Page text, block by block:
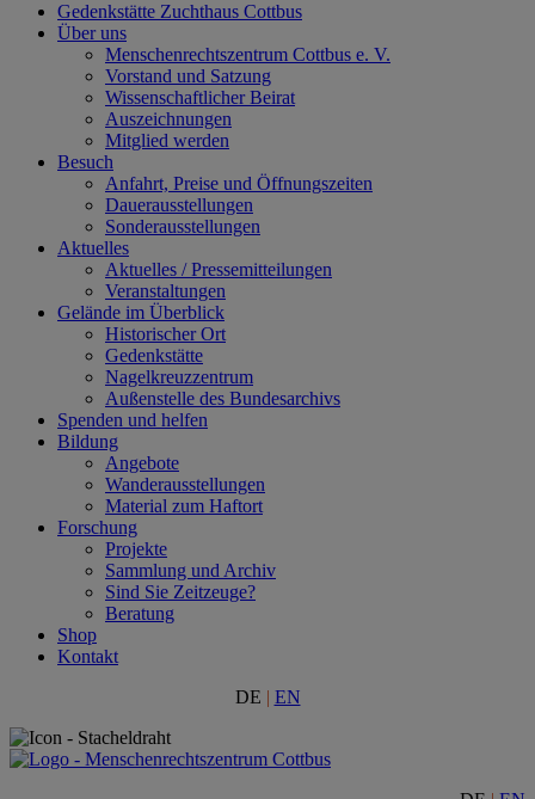
Gedenkstätte Zuchthaus Cottbus
Über uns
Menschenrechtszentrum Cottbus e. V.
Vorstand und Satzung
Wissenschaftlicher Beirat
Auszeichnungen
Mitglied werden
Besuch
Anfahrt, Preise und Öffnungszeiten
Dauerausstellungen
Sonderausstellungen
Aktuelles
Aktuelles / Pressemitteilungen
Veranstaltungen
Gelände im Überblick
Historischer Ort
Gedenkstätte
Nagelkreuzzentrum
Außenstelle des Bundesarchivs
Spenden und helfen
Bildung
Angebote
Wanderausstellungen
Material zum Haftort
Forschung
Projekte
Sammlung und Archiv
Sind Sie Zeitzeuge?
Beratung
Shop
Kontakt
DE | EN